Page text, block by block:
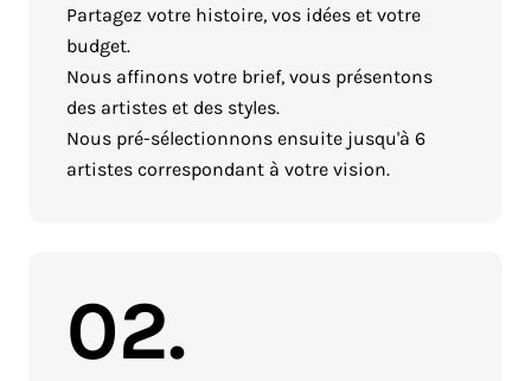
Partagez votre histoire, vos idées et votre
budget.
Nous affinons votre brief, vous présentons
des artistes et des styles.
Nous pré-sélectionnons ensuite jusqu'à 6
artistes correspondant à votre vision.
02.